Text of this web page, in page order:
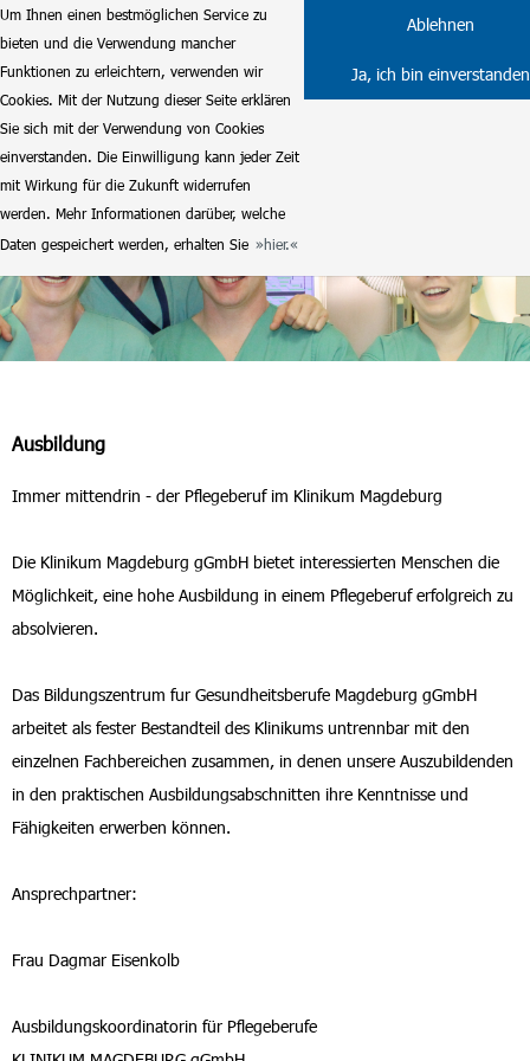
Um Ihnen einen bestmöglichen Service zu
bieten und die Verwendung mancher
Funktionen zu erleichtern, verwenden wir
Cookies. Mit der Nutzung dieser Seite erklären
Sie sich mit der Verwendung von Cookies
einverstanden. Die Einwilligung kann jeder Zeit
mit Wirkung für die Zukunft widerrufen
werden. Mehr Informationen darüber, welche
Daten gespeichert werden, erhalten Sie
hier.
Ablehnen
Ja, ich bin einverstanden
Ausbildung
Immer mittendrin - der Pflegeberuf im Klinikum Magdeburg
Die Klinikum Magdeburg gGmbH bietet interessierten Menschen die
Möglichkeit, eine hohe Ausbildung in einem Pflegeberuf erfolgreich zu
absolvieren.
Das Bildungszentrum fur Gesundheitsberufe Magdeburg gGmbH
arbeitet als fester Bestandteil des Klinikums untrennbar mit den
einzelnen Fachbereichen zusammen, in denen unsere Auszubildenden
in den praktischen Ausbildungsabschnitten ihre Kenntnisse und
Fähigkeiten erwerben können.
Ansprechpartner:
Frau Dagmar Eisenkolb
Ausbildungskoordinatorin für Pflegeberufe